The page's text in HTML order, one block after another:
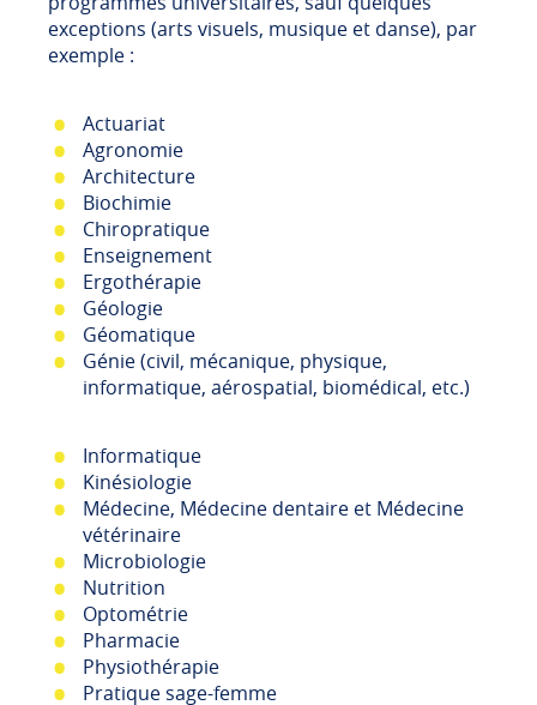
exceptions (arts visuels, musique et danse), par
exemple :
Actuariat
Agronomie
Architecture
Biochimie
Chiropratique
Enseignement
Ergothérapie
Géologie
Géomatique
Génie (civil, mécanique, physique,
informatique, aérospatial, biomédical, etc.)
Informatique
Kinésiologie
Médecine, Médecine dentaire et Médecine
vétérinaire
Microbiologie
Nutrition
Optométrie
Pharmacie
Physiothérapie
Pratique sage-femme